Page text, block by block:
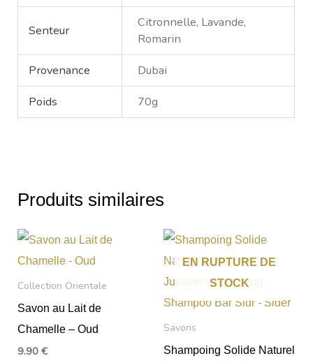
Senteur
Citronnelle, Lavande,
Romarin
Provenance
Dubai
Poids
70g
Produits similaires
Collection Orientale
Savon au Lait de
Chamelle – Oud
9.90€
EN RUPTURE DE
STOCK
Savons
Shampoing Solide Naturel